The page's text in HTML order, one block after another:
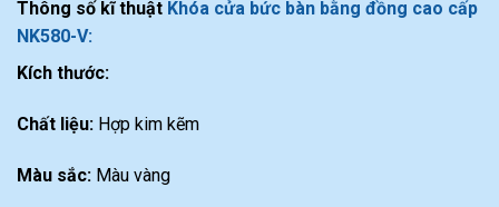
Thông số kĩ thuật Khóa cửa bức bàn bằng đồng cao cấp
NK580-V:
Kích thước:
Chất liệu: Hợp kim kẽm
Màu sắc: Màu vàng